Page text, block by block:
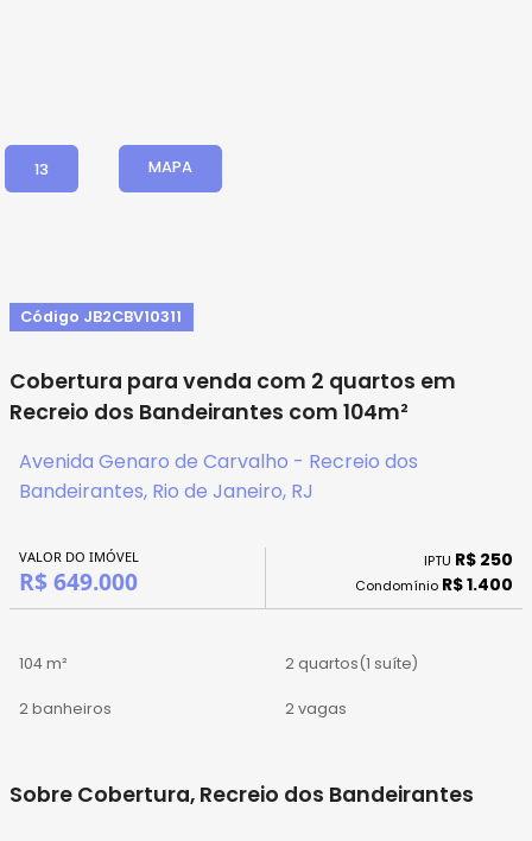
13 MAPA
Código JB2CBV10311
Cobertura para venda com 2 quartos em
Recreio dos Bandeirantes com 104m²
Avenida Genaro de Carvalho - Recreio dos
Bandeirantes, Rio de Janeiro, RJ
VALOR DO IMÓVEL
R$ 649.000
IPTU R$ 250
Condomínio R$ 1.400
104 m² 2 quartos(1 suíte)
2 banheiros 2 vagas
Sobre Cobertura, Recreio dos Bandeirantes